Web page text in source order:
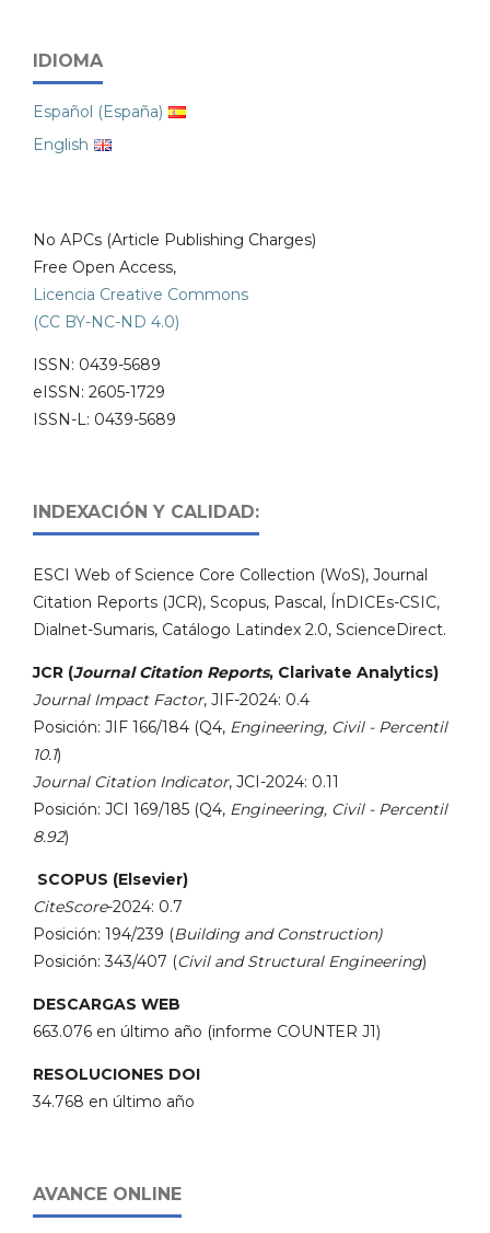
IDIOMA
Español (España)
English
No APCs (Article Publishing Charges)
Free Open Access,
Licencia Creative Commons
(CC BY-NC-ND 4.0)
ISSN: 0439-5689
eISSN: 2605-1729
ISSN-L: 0439-5689
INDEXACIÓN Y CALIDAD:
ESCI Web of Science Core Collection (WoS), Journal
Citation Reports (JCR), Scopus, Pascal, ÍnDICEs-CSIC,
Dialnet-Sumaris, Catálogo Latindex 2.0, ScienceDirect.
JCR (Journal Citation Reports, Clarivate Analytics)
Journal Impact Factor, JIF-2024: 0.4
Posición: JIF 166/184 (Q4, Engineering, Civil - Percentil
10.1)
Journal Citation Indicator, JCI-2024: 0.11
Posición: JCI 169/185 (Q4, Engineering, Civil - Percentil
8.92)
SCOPUS (Elsevier)
CiteScore-2024: 0.7
Posición: 194/239 (Building and Construction)
Posición: 343/407 (Civil and Structural Engineering)
DESCARGAS WEB
663.076 en último año (informe COUNTER J1)
RESOLUCIONES DOI
34.768 en último año
AVANCE ONLINE